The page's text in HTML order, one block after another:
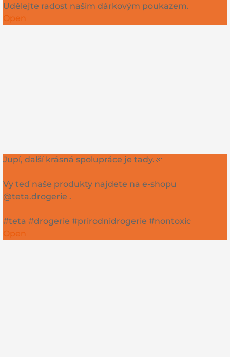
Udělejte radost našim dárkovým poukazem.
Open
Jupí, další krásná spolupráce je tady.🎉
Vy teď naše produkty najdete na e-shopu
@teta.drogerie .
#teta #drogerie #prirodnidrogerie #nontoxic
Open